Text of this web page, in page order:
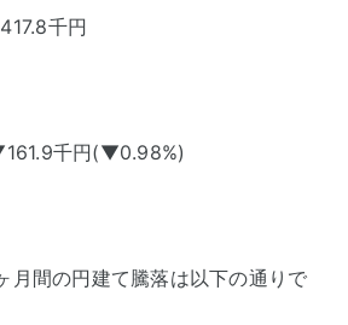
千円
千円(▼0.98%)
間の円建て騰落は以下の通りで